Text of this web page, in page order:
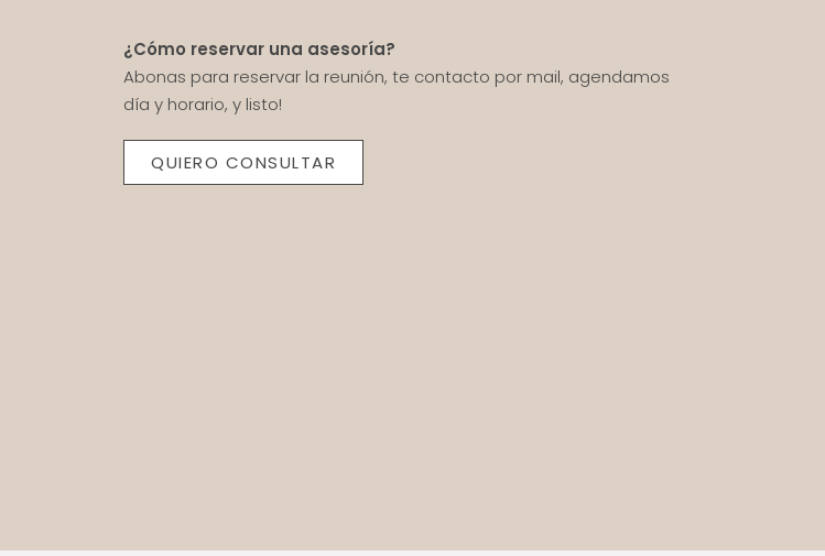
¿Cómo reservar una asesoría?
Abonas para reservar la reunión, te contacto por mail, agendamos
día y horario, y listo!
QUIERO CONSULTAR